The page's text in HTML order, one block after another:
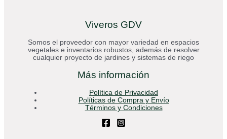
Viveros GDV
Somos el proveedor con mayor variedad en espacios
vegetales e inventarios robustos, además de resolver
cualquier proyecto de jardines y sistemas de riego
Más información
Política de Privacidad
Políticas de Compra y Envío
Términos y Condiciones